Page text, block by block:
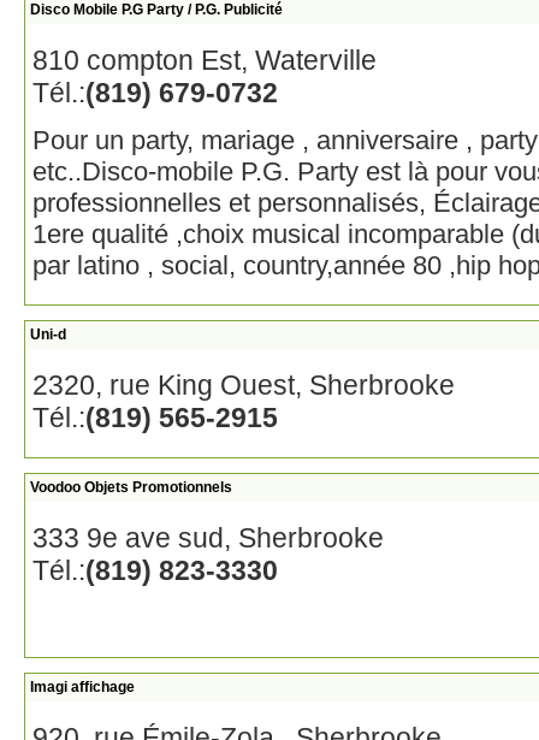
Disco Mobile P.G Party / P.G. Publicité
810 compton Est, Waterville
Tél.:(819) 679-0732
Pour un party, mariage , anniversaire ,
etc..Disco-mobile P.G. Party est là pour
professionnelles et personnalisés,
1ere qualité ,choix musical incomparable
par latino , social, country,année 80 ,hip
Uni-d
2320, rue King Ouest, Sherbrooke
Tél.:(819) 565-2915
Voodoo Objets Promotionnels
333 9e ave sud, Sherbrooke
Tél.:(819) 823-3330
Imagi affichage